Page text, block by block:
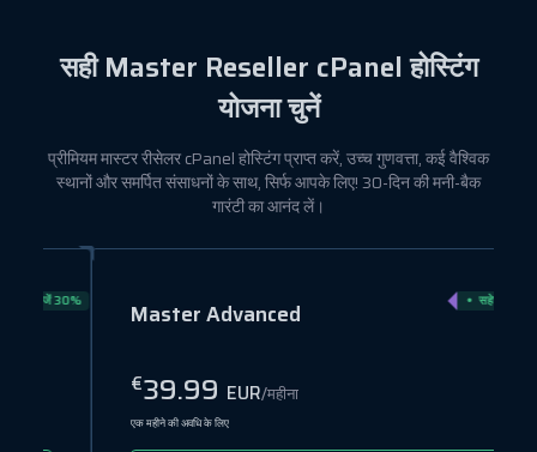
सहीMaster Reseller cPanel होस्टिंग
योजनाचुनें
प्रीमियम मास्टर रीसेलर cPanel होस्टिंग प्राप्त करें, उच्च गुणवत्ता, कई वैश्विक
स्थानों और समर्पित संसाधनों के साथ, सिर्फ आपके लिए! 30-दिन की मनी-बैक
गारंटी का आनंद लें।
Master Advanced सहेजें 20%
39.99EUR/महीना
एक महीने की अवधि के लिए